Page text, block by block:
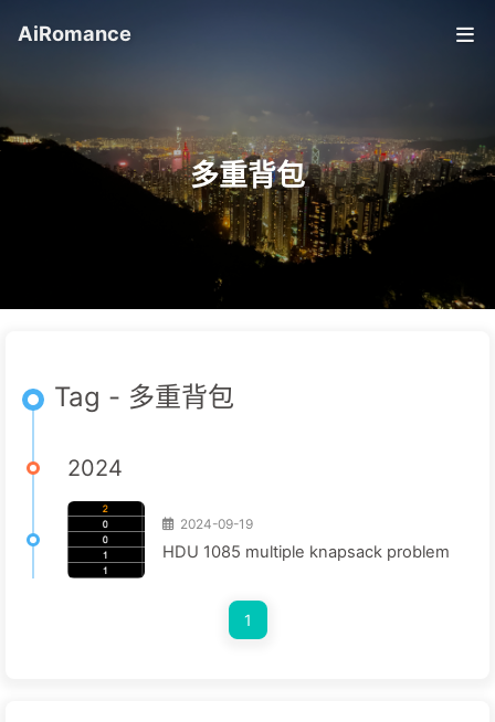
AiRomance
多重背包
Tag - 多重背包
2024
2024-09-19
HDU 1085 multiple knapsack problem
1